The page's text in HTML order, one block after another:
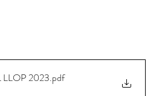
LLOP 2023.pdf